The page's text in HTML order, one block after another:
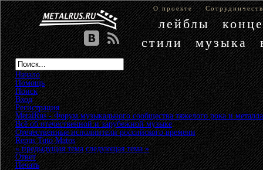
О проекте
лейблы
стили
музыка
Начало
Помощь
Поиск
Вход
Регистрация
MetalRus - Форум музыкального сообщества тяжелого рока и металла
Всё об отечественной и зарубежной музыке»
Отечественные исполнители российского времени»
Repus Tuto Matos
« предыдущая тема следующая тема »
Ответ
Печать